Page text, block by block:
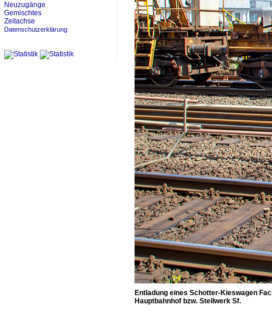
Entladung eines Schotter-Kieswagen
Hauptbahnhof bzw. Stellwerk Sf.
Neuzugänge
Gemischtes
Zeitachse
Datenschutzerklärung